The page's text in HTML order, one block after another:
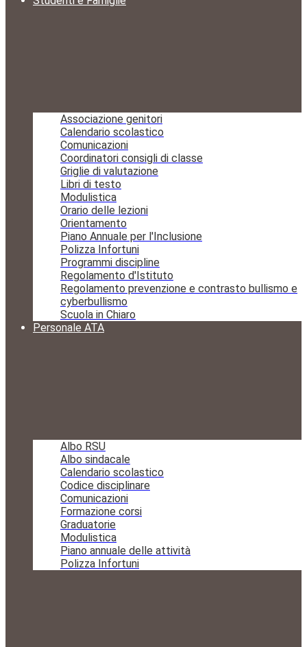
Associazione genitori
Calendario scolastico
Comunicazioni
Coordinatori consigli di classe
Griglie di valutazione
Libri di testo
Modulistica
Orario delle lezioni
Orientamento
Piano Annuale per l'Inclusione
Polizza Infortuni
Programmi discipline
Regolamento d'Istituto
Regolamento prevenzione e contrasto bullismo e
cyberbullismo
Scuola in Chiaro
Personale ATA
Albo RSU
Albo sindacale
Calendario scolastico
Codice disciplinare
Comunicazioni
Formazione corsi
Graduatorie
Modulistica
Piano annuale delle attività
Polizza Infortuni